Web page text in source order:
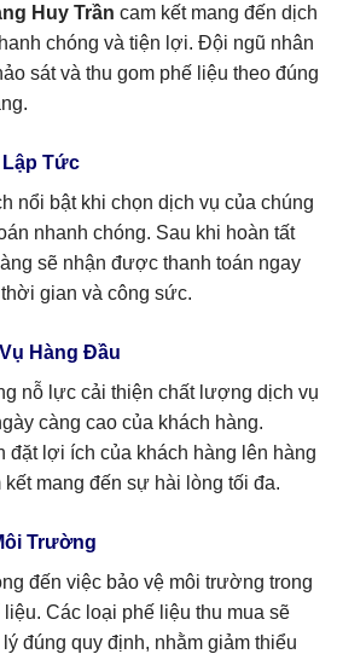
Huy Trần cam kết mang đến dịch
chóng và tiện lợi. Đội ngũ nhân
sát và thu gom phế liệu theo đúng
Lập Tức
nổi bật khi chọn dịch vụ của chúng
nhanh chóng. Sau khi hoàn tất
sẽ nhận được thanh toán ngay
gian và công sức.
Hàng Đầu
nỗ lực cải thiện chất lượng dịch vụ
càng cao của khách hàng.
đặt lợi ích của khách hàng lên hàng
mang đến sự hài lòng tối đa.
Trường
đến việc bảo vệ môi trường trong
Các loại phế liệu thu mua sẽ
đúng quy định, nhằm giảm thiểu